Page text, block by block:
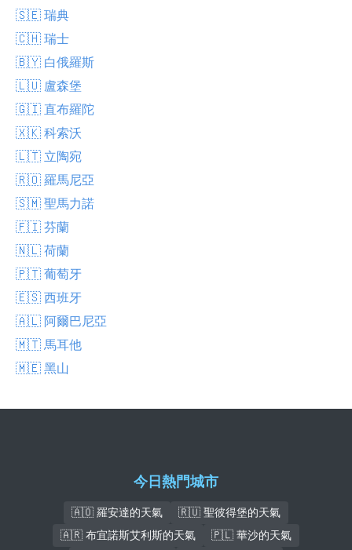
🇸🇪 瑞典
🇨🇭 瑞士
🇧🇾 白俄羅斯
🇱🇺 盧森堡
🇬🇮 直布羅陀
🇽🇰 科索沃
🇱🇹 立陶宛
🇷🇴 羅馬尼亞
🇸🇲 聖馬力諾
🇫🇮 芬蘭
🇳🇱 荷蘭
🇵🇹 葡萄牙
🇪🇸 西班牙
🇦🇱 阿爾巴尼亞
🇲🇹 馬耳他
🇲🇪 黑山
今日熱門城市
🇦🇴 羅安達的天氣
🇷🇺 聖彼得堡的天氣
🇦🇷 布宜諾斯艾利斯的天氣
🇵🇱 華沙的天氣